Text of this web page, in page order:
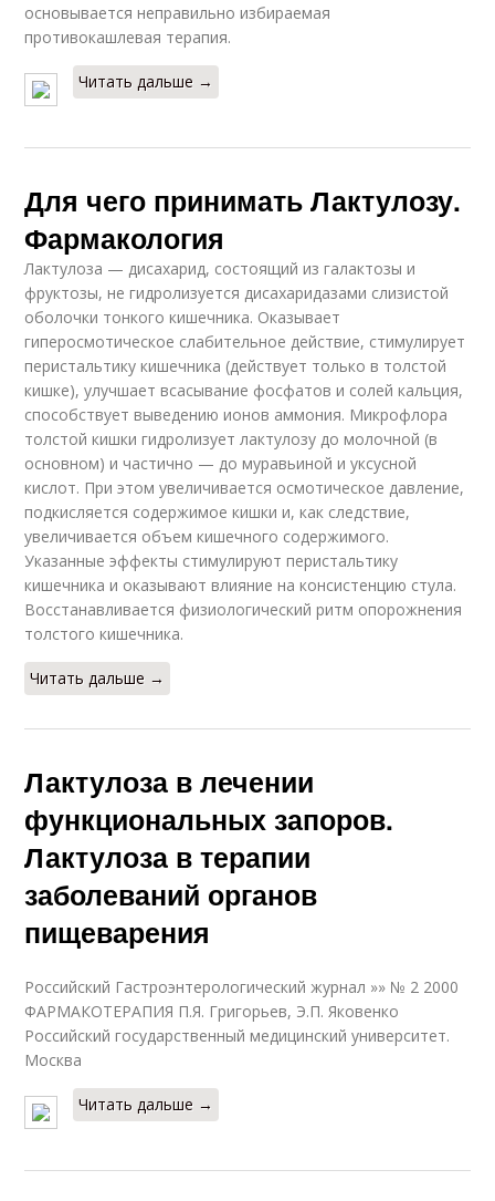
основывается неправильно избираемая
противокашлевая терапия.
Читать дальше →
Для чего принимать Лактулозу.
Фармакология
Лактулоза — дисахарид, состоящий из галактозы и
фруктозы, не гидролизуется дисахаридазами слизистой
оболочки тонкого кишечника. Оказывает
гиперосмотическое слабительное действие, стимулирует
перистальтику кишечника (действует только в толстой
кишке), улучшает всасывание фосфатов и солей кальция,
способствует выведению ионов аммония. Микрофлора
толстой кишки гидролизует лактулозу до молочной (в
основном) и частично — до муравьиной и уксусной
кислот. При этом увеличивается осмотическое давление,
подкисляется содержимое кишки и, как следствие,
увеличивается объем кишечного содержимого.
Указанные эффекты стимулируют перистальтику
кишечника и оказывают влияние на консистенцию стула.
Восстанавливается физиологический ритм опорожнения
толстого кишечника.
Читать дальше →
Лактулоза в лечении
функциональных запоров.
Лактулоза в терапии
заболеваний органов
пищеварения
Российский Гастроэнтерологический журнал »» № 2 2000
ФАРМАКОТЕРАПИЯ П.Я. Григорьев, Э.П. Яковенко
Российский государственный медицинский университет.
Москва
Читать дальше →